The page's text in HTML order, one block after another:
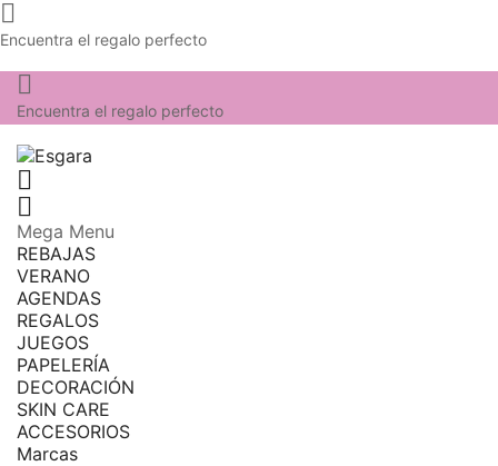

Encuentra el regalo perfecto

Encuentra el regalo perfecto


Mega Menu
REBAJAS
VERANO
AGENDAS
REGALOS
JUEGOS
PAPELERÍA
DECORACIÓN
SKIN CARE
ACCESORIOS
Marcas